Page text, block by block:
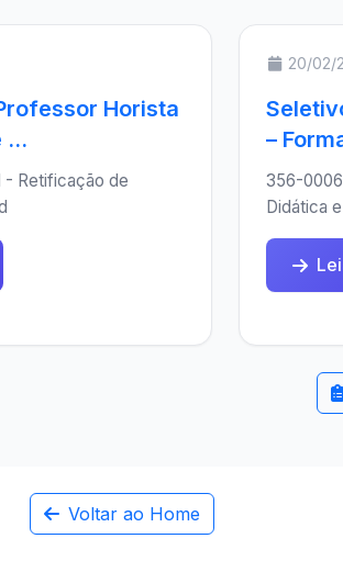
Horista
...
- Retificação de
20/02/
–
356-
Didática
Voltar ao Home